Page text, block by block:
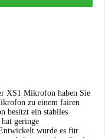
XS1 Mikrofon haben Sie
zu einem fairen
besitzt ein stabiles
geringe
wurde es für